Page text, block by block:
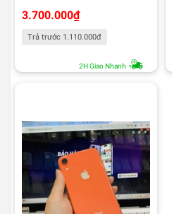
3.700.000₫
Trả trước 1.110.000đ
2H Giao Nhanh